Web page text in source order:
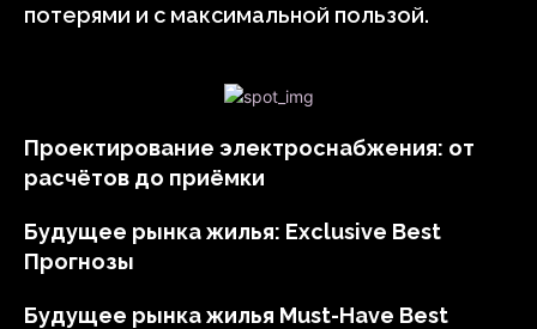
потерями и с максимальной пользой.
Проектирование электроснабжения: от
расчётов до приёмки
Будущее рынка жилья: Exclusive Best
Прогнозы
Будущее рынка жилья Must-Have Best